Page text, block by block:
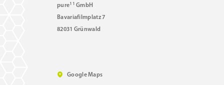
pure11 GmbH
Bavariafilmplatz 7
82031 Grünwald
Google Maps